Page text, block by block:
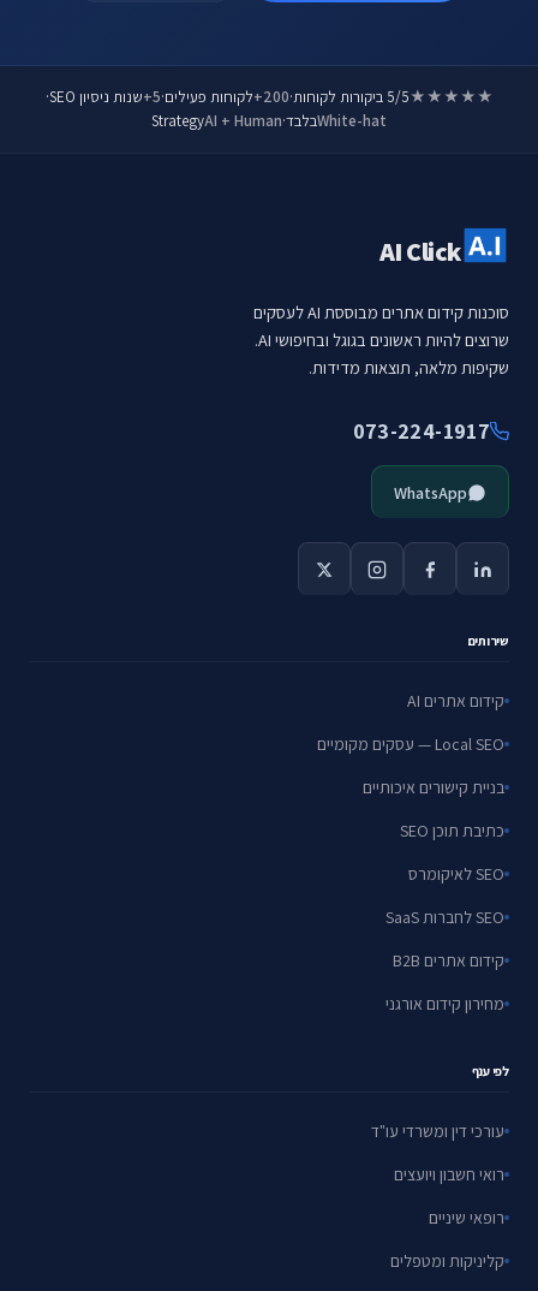
★★★★★5/5 ביקורות לקוחות ·
200+ לקוחות פעילים·
5+ שנות ניסיון SEO
·
White-hatבלבד·
AI + Human
Strategy
AI Click
סוכנות קידום אתרים מבוססת AI לעסקים
שרוצים להיות ראשונים בגוגל ובחיפושי AI.
שקיפות מלאה, תוצאות מדידות.
073-224-1917
WhatsApp
שירותים
קידום אתרים AI
Local SEO — עסקים מקומיים
בניית קישורים איכותיים
כתיבת תוכן SEO
SEO לאיקומרס
SEO לחברות SaaS
קידום אתרים B2B
מחירון קידום אורגני
לפי ענף
עורכי דין ומשרדי עו"ד
רואי חשבון ויועצים
רופאי שיניים
קליניקות ומטפלים